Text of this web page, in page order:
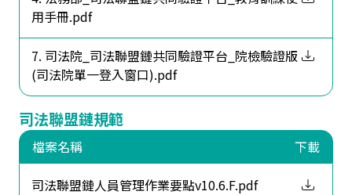
用手冊.pdf
7. 司法院_司法聯盟鏈共同驗證平台_院檢驗證版
(司法院單一登入窗口).pdf
司法聯盟鏈規範
檔案名稱 下載
司法聯盟鏈人員管理作業要點v10.6.F.pdf